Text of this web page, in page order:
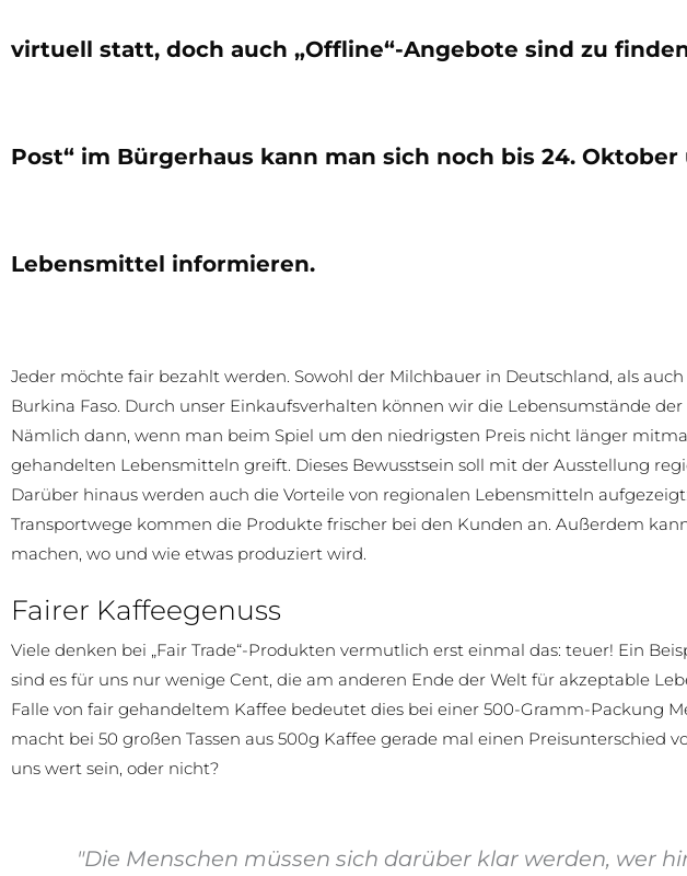
virtuell statt, doch auch „Offline“-Angebote sind zu
Post“ im Bürgerhaus kann man sich noch bis 24.
Lebensmittel informieren.
Jeder möchte fair bezahlt werden. Sowohl der Milchbauer in Deutschland, als
Burkina Faso. Durch unser Einkaufsverhalten können wir die Lebensumstände
Nämlich dann, wenn man beim Spiel um den niedrigsten Preis nicht länger
gehandelten Lebensmitteln greift. Dieses Bewusstsein soll mit der Ausstellung
Darüber hinaus werden auch die Vorteile von regionalen Lebensmitteln
Transportwege kommen die Produkte frischer bei den Kunden an. Außerdem
machen, wo und wie etwas produziert wird.
Fairer Kaffeegenuss
Viele denken bei „Fair Trade“-Produkten vermutlich erst einmal das: teuer! Ein
sind es für uns nur wenige Cent, die am anderen Ende der Welt für akzeptable
Falle von fair gehandeltem Kaffee bedeutet dies bei einer 500-Gramm-Packung
macht bei 50 großen Tassen aus 500g Kaffee gerade mal einen Preisunterschied
uns wert sein, oder nicht?
"Die Menschen müssen sich darüber klar werden, wer